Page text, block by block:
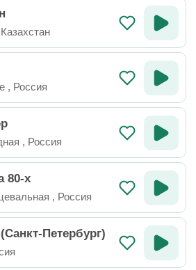
Казахстан
, Россия
, Россия
80-х
, Россия
Петербург)